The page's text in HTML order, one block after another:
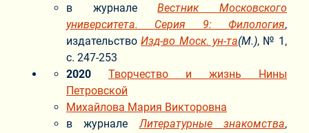
в журналеВестник Московского
университета. Серия 9: Филология,
издательствоИзд-во Моск. ун-та(М.), № 1,
с. 247-253
2020 Творчество и жизнь Нины
Петровской
Михайлова Мария Викторовна
в журналеЛитературные знакомства,